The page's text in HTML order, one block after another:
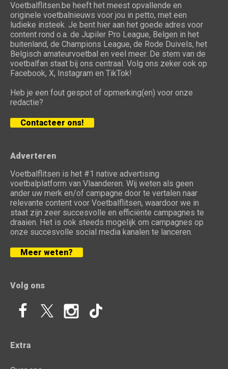
Voetbalflitsen.be heeft het meest opvallende en
originele voetbalnieuws voor jou in petto, met een
ludieke insteek. Je bent hier aan het goede adres voor
content rond o.a. de Jupiler Pro League, Belgen in het
buitenland, de Champions League, de Rode Duivels, het
Belgisch amateurvoetbal en veel meer. De stem van de
voetbalfan staat bij ons centraal. Volg ons zeker ook op
Facebook, X, Instagram en TikTok!
Heb je een fout gespot of opmerking(en) voor onze
redactie?
Contacteer ons!
Adverteren
Voetbalflitsen is het #1 native advertising
voetbalplatform van Vlaanderen. Wij weten als geen
ander uw merk en/of campagne door te vertalen naar
relevante content voor Voetbalflitsen, waardoor we in
staat zijn zeer succesvolle en efficiënte campagnes te
draaien. Het is ook steeds mogelijk om campagnes op
onze succesvolle social media kanalen te lanceren.
Meer weten?
Volg ons
Extra